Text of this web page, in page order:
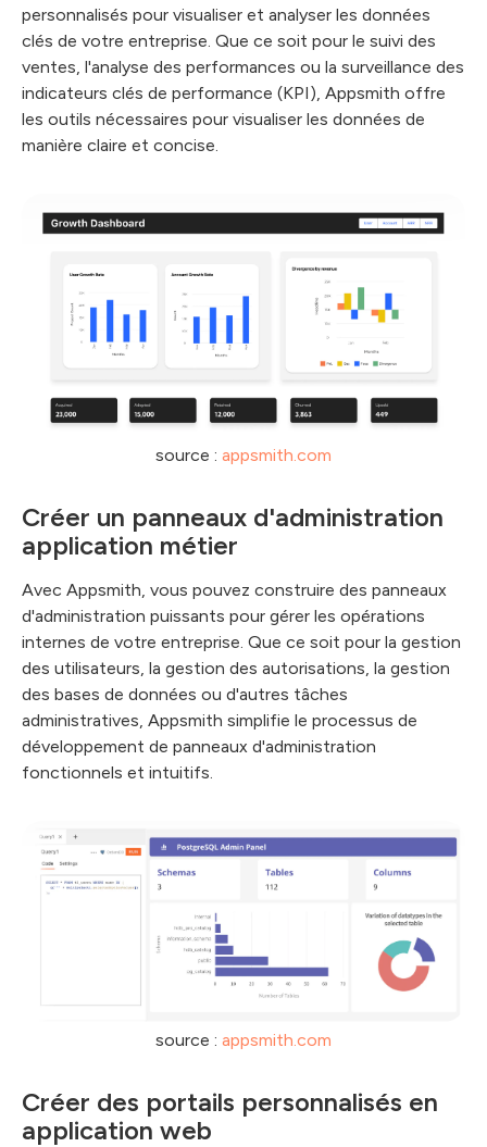
personnalisés pour visualiser et analyser les données
clés de votre entreprise. Que ce soit pour le suivi des
ventes, l'analyse des performances ou la surveillance des
indicateurs clés de performance (KPI), Appsmith offre
les outils nécessaires pour visualiser les données de
manière claire et concise.
source : appsmith.com
Créer un panneaux d'administration
application métier
Avec Appsmith, vous pouvez construire des panneaux
d'administration puissants pour gérer les opérations
internes de votre entreprise. Que ce soit pour la gestion
des utilisateurs, la gestion des autorisations, la gestion
des bases de données ou d'autres tâches
administratives, Appsmith simplifie le processus de
développement de panneaux d'administration
fonctionnels et intuitifs.
source : appsmith.com
Créer des portails personnalisés en
application web